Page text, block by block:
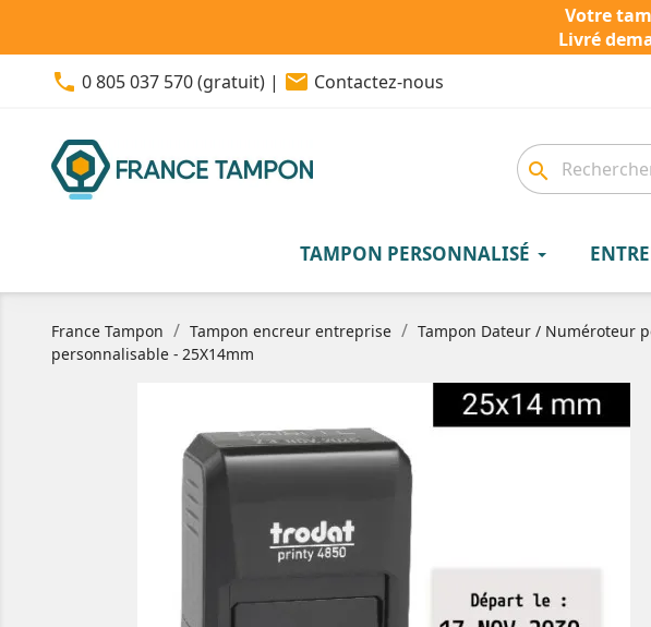
Votre
Livré
phone 0 805 037 570 (gratuit) | email Contactez-nous
search
TAMPON PERSONNALISÉ
France Tampon Tampon encreur entreprise Tampon Dateur / Numéroteur
personnalisable - 25X14mm